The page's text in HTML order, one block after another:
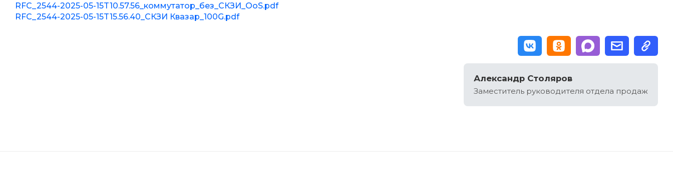
RFC_2544-2025-05-15T10.57.56_коммутатор_без_СКЗИ_OoS.pdf
RFC_2544-2025-05-15T15.56.40_СКЗИ Квазар_100G.pdf
Александр Столяров
Заместитель руководителя отдела продаж